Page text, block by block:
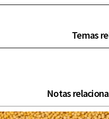
Temas
Notas